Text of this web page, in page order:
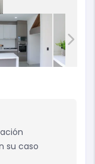
su caso